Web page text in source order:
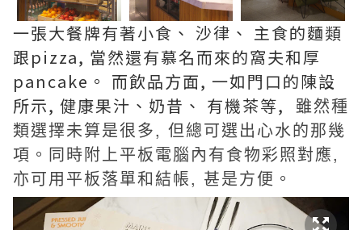
一張大餐牌有著小食、 沙律、 主食的麵類
跟pizza, 當然還有慕名而來的窩夫和厚
pancake。 而飲品方面, 一如門口的陳設
所示, 健康果汁、奶昔、 有機茶等,
雖然種
類選擇未算是很多, 但總可選出心水的那幾
項。 同時附上平板電腦內有食物彩照對應,
亦可用平板落單和結帳, 甚是方便。